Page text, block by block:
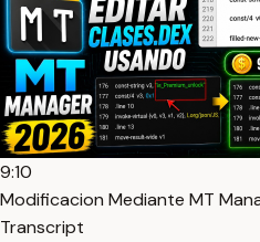
9:10
Modificacion Mediante MT
Transcript